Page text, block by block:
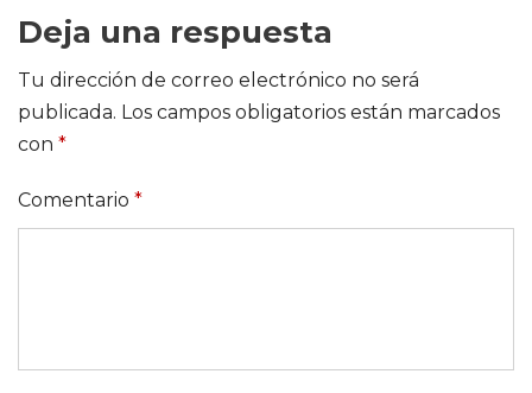
Deja una respuesta
Tu dirección de correo electrónico no será
publicada. Los campos obligatorios están marcados
con *
Comentario *